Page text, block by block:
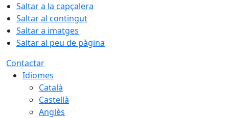
Saltar a la capçalera
Saltar al contingut
Saltar a imatges
Saltar al peu de pàgina
Contactar
Idiomes
Català
Castellà
Anglès